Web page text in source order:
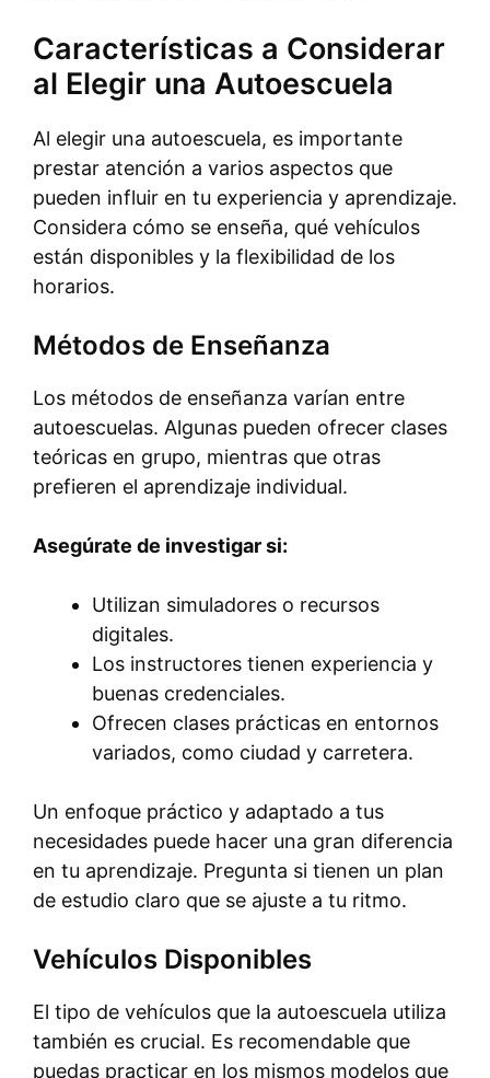
Características a Considerar
al Elegir una Autoescuela
Al elegir una autoescuela, es importante
prestar atención a varios aspectos que
pueden influir en tu experiencia y aprendizaje.
Considera cómo se enseña, qué vehículos
están disponibles y la flexibilidad de los
horarios.
Métodos de Enseñanza
Los métodos de enseñanza varían entre
autoescuelas. Algunas pueden ofrecer clases
teóricas en grupo, mientras que otras
prefieren el aprendizaje individual.
Asegúrate de investigar si:
Utilizan simuladores o recursos
digitales.
Los instructores tienen experiencia y
buenas credenciales.
Ofrecen clases prácticas en entornos
variados, como ciudad y carretera.
Un enfoque práctico y adaptado a tus
necesidades puede hacer una gran diferencia
en tu aprendizaje. Pregunta si tienen un plan
de estudio claro que se ajuste a tu ritmo.
Vehículos Disponibles
El tipo de vehículos que la autoescuela utiliza
también es crucial. Es recomendable que
puedas practicar en los mismos modelos que